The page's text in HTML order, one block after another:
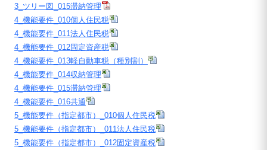
3_ツリー図_015滞納管理
4_機能要件_010個人住民税
4_機能要件_011法人住民税
4_機能要件_012固定資産税
4_機能要件_013軽自動車税（種別割）
4_機能要件_014収納管理
4_機能要件_015滞納管理
4_機能要件_016共通
5_機能要件（指定都市）_010個人住民税
5_機能要件（指定都市）_011法人住民税
5_機能要件（指定都市）_012固定資産税